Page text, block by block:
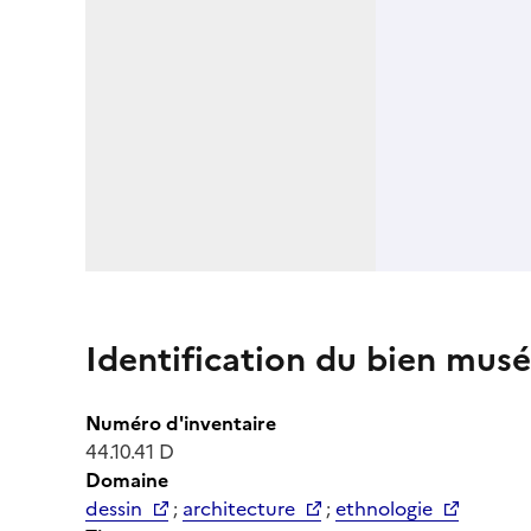
Identification du bien
Numéro d'inventaire
44.10.41 D
Domaine
dessin
; architecture ;ethnologie